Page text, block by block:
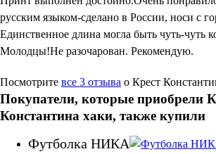
русским языком-сделано в России, носи с
Единственное длина могла быть чуть-чуть
Молодцы!Не разочарован. Рекомендую.
Посмотрите все 3 отзыва о Крест
Покупатели, которые приобрели
Константина хаки, также купили
Футболка НИКА